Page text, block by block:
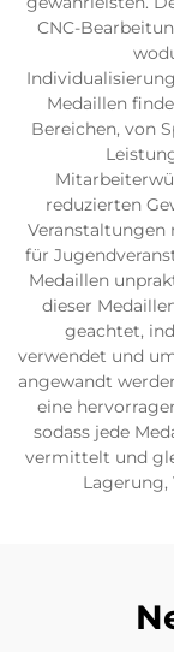
CNC-
Medaillen
Bereichen, von
reduzierten
Veranstaltungen
für
Medaillen
dieser
geachtet,
verwendet und
angewandt
eine
sodass jede
vermittelt und